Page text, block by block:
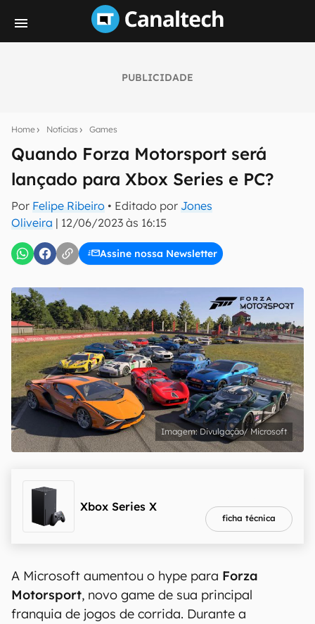
PUBLICIDADE
Home Notícias Games
Quando Forza Motorsport será
lançado para Xbox Series e PC?
Por Felipe Ribeiro • Editado por Jones
Oliveira | 12/06/2023 às 16:15
Assine nossa Newsletter
notícias e reviews sobre tecnologia em primeira
E-mail
Divulgação/ Microsoft
Xbox Series X
ficha técnica
A Microsoft aumentou o hype para Forza
Motorsport, novo game de sua principal
franquia de jogos de corrida. Durante a